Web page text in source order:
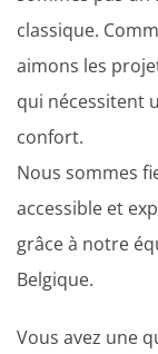
classique.
aimons les
qui nécessitent
confort.
Nous sommes
accessible et
grâce à notre
Belgique.
Vous avez une